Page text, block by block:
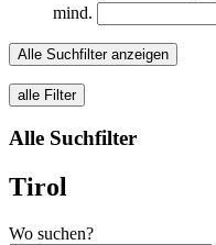
mind.
Alle Suchfilter anzeigen
alle Filter
Alle Suchfilter
Tirol
Wo suchen?